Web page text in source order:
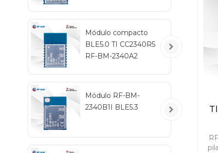
Módulo compacto
BLE5.0 TI CC2340R5
RF-BM-2340A2
Módulo RF-BM-
2340B1I BLE5.3